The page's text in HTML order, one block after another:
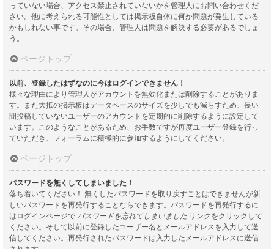
っていない場合、アクセス禁止されていないかを管理人にお問い合わせくだ
さい。他に考えられる可能性としては掲示板自体に何か問題が発生している
かもしれない事です。その場合、管理人は問題を解決する必要があるでしょ
う。
ページトップ
以前、登録したはずなのに今はログインできません！
様々な理由により管理人がアカウントを無効化または削除することがありま
す。また大抵の掲示板はデータベースのサイズを少しでも減らすため、長い
間投稿していないユーザーのアカウントを定期的に削除するように設定して
います。このようなことがあるため、お手数ですが再度ユーザー登録を行っ
ていただき、フォーラムに積極的に参加するようにしてください。
ページトップ
パスワードを無くしてしまいました！
落ち着いてください！ 無くしたパスワードを取り戻すことはできませんが新
しいパスワードを再発行することならできます。パスワードを再発行するに
はログインページで パスワードを忘れてしまいました リンクをクリックして
ください。そして以前に登録したユーザー名とメールアドレスを入力して送
信してください。再発行されたパスワードは入力したメールアドレスに送信